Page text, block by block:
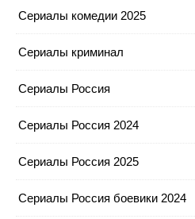
Сериалы комедии 2025
Сериалы криминал
Сериалы Россия
Сериалы Россия 2024
Сериалы Россия 2025
Сериалы Россия боевики 2024